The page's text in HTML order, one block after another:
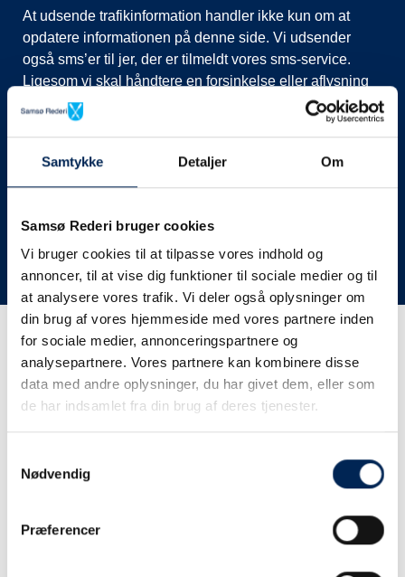
Samtykke Detaljer Om
Samsø Rederi bruger cookies
Vi bruger cookies til at tilpasse vores indhold og
annoncer, til at vise dig funktioner til sociale medier og til
at analysere vores trafik. Vi deler også oplysninger om
din brug af vores hjemmeside med vores partnere inden
for sociale medier, annonceringspartnere og
analysepartnere. Vores partnere kan kombinere disse
data med andre oplysninger, du har givet dem, eller som
de har indsamlet fra din brug af deres tjenester.
Nødvendig
Præferencer
At udsende trafikinformation handler ikke kun om at
opdatere informationen på denne side. Vi udsender
også sms’er til jer, der er tilmeldt vores sms-service.
Ligesom vi skal håndtere en forsinkelse eller aflysning
ved at lukke afgange i vores system, evt. flytte kunder til
nye afgange, ringe til vognmænd der skal have flyttet
her på siden og ikke ringe eller skrive til os, da vi ikke
har mere at fortælle end I kan læse her.
Vi takker for jeres forståelse.
Få trafikinformation på
sms
tjekke vores hjemmeside eller ringe til os.